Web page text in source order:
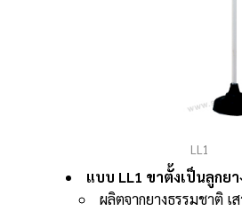
LL1
แบบ LL1 ขาตั้งเป็นลูกยา
ผลิตจากยางธรรมชาติ เ